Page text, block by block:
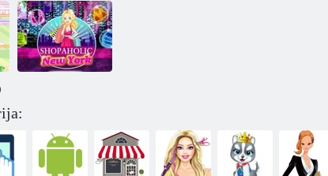
Anna Mada
Pirkiniai